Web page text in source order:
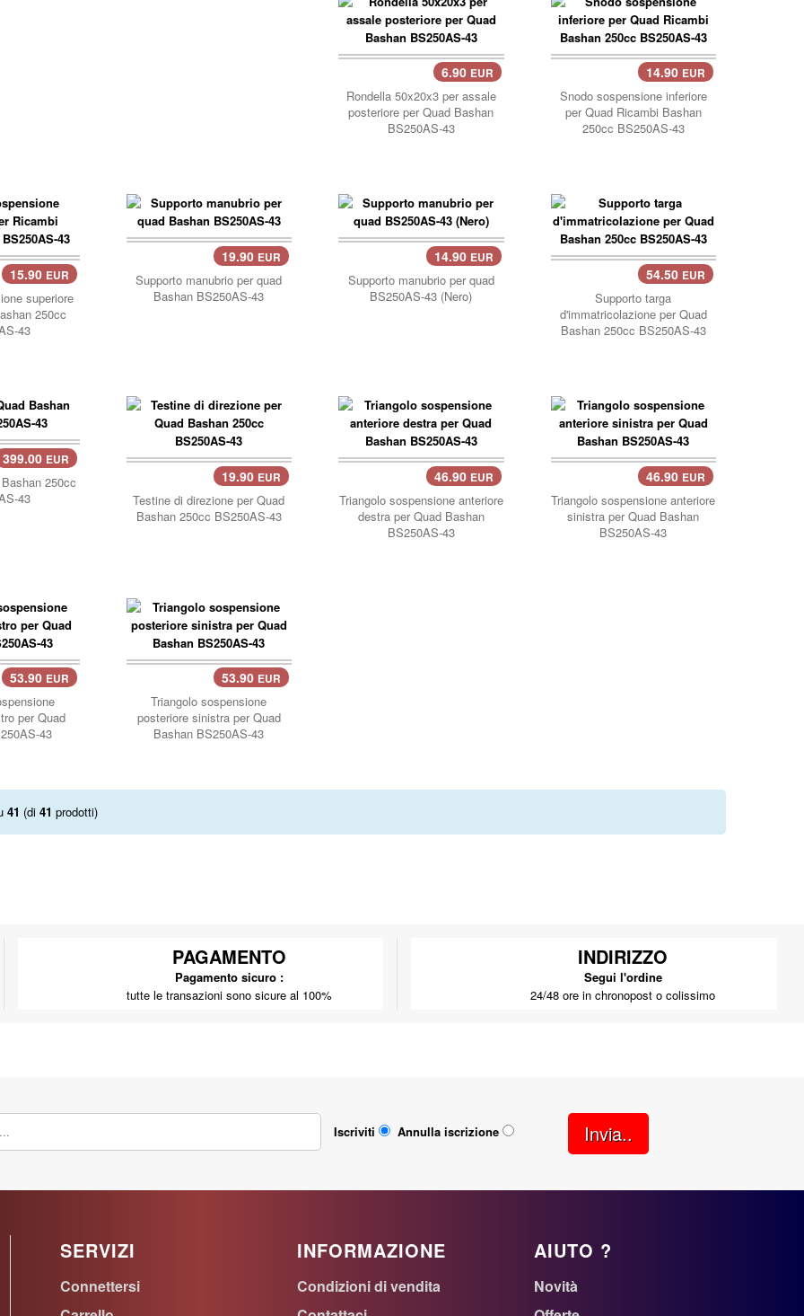
6.90 EUR
Rondella 50x20x3 per assale
posteriore per Quad Bashan
BS250AS-43
14.90 EUR
Snodo sospensione inferiore
per Quad Ricambi Bashan
250cc BS250AS-43
15.90 EUR
superiore
250cc
43
19.90 EUR
Supporto manubrio per quad
Bashan BS250AS-43
14.90 EUR
Supporto manubrio per quad
BS250AS-43 (Nero)
54.50 EUR
Supporto targa
d'immatricolazione per Quad
Bashan 250cc BS250AS-43
399.00 EUR
250cc
43
19.90 EUR
Testine di direzione per Quad
Bashan 250cc BS250AS-43
46.90 EUR
Triangolo sospensione anteriore
destra per Quad Bashan
BS250AS-43
46.90 EUR
Triangolo sospensione anteriore
sinistra per Quad Bashan
BS250AS-43
53.90 EUR
per Quad
43
53.90 EUR
Triangolo sospensione
posteriore sinistra per Quad
Bashan BS250AS-43
41 (di 41 prodotti)
PAGAMENTO
Pagamento sicuro :
tutte le transazioni sono sicure al 100%
INDIRIZZO
Segui l'ordine
24/48 ore in chronopost o colissimo
Iscriviti Annulla iscrizione Invia..
SERVIZI
Connettersi
INFORMAZIONE
Condizioni di vendita
AIUTO ?
Novità